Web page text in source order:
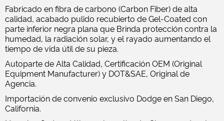
Fabricado en fibra de carbono (Carbon Fiber) de alta
calidad, acabado pulido recubierto de Gel-Coated con
parte inferior negra plana que Brinda protección contra la
humedad, la radiación solar, y el rayado aumentando el
tiempo de vida útil de su pieza.
Autoparte de Alta Calidad, Certificación OEM (Original
Equipment Manufacturer) y DOT&SAE, Original de
Agencia.
Importación de convenio exclusivo Dodge en San Diego,
California.